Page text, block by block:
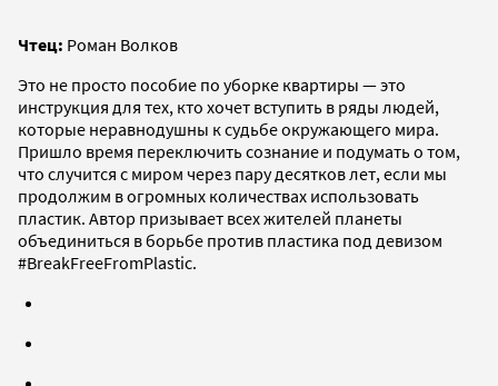
Чтец: Роман Волков
Это не просто пособие по уборке квартиры — это
инструкция для тех, кто хочет вступить в ряды людей,
которые неравнодушны к судьбе окружающего мира.
Пришло время переключить сознание и подумать о том,
что случится с миром через пару десятков лет, если мы
продолжим в огромных количествах использовать
пластик. Автор призывает всех жителей планеты
объединиться в борьбе против пластика под девизом
#BreakFreeFromPlastic.